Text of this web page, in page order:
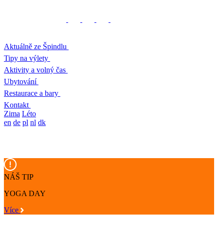
Aktuálně ze Špindlu
Tipy na výlety
Aktivity a volný čas
Ubytování
Restaurace a bary
Kontakt
Zima Léto
en de pl nl dk
NÁŠ TIP
YOGA DAY
Více